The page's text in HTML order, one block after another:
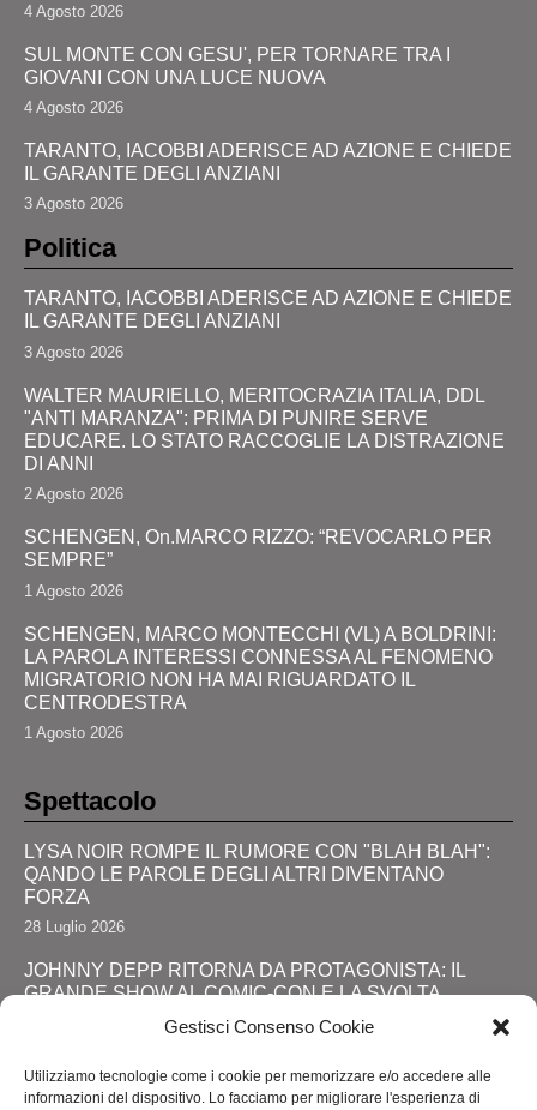
Gestisci Consenso Cookie
Utilizziamo tecnologie come i cookie per memorizzare e/o accedere alle
informazioni del dispositivo. Lo facciamo per migliorare l'esperienza di
4 Agosto 2026
SUL MONTE CON GESU', PER TORNARE TRA I
GIOVANI CON UNA LUCE NUOVA
4 Agosto 2026
TARANTO, IACOBBI ADERISCE AD AZIONE E CHIEDE
IL GARANTE DEGLI ANZIANI
3 Agosto 2026
Politica
TARANTO, IACOBBI ADERISCE AD AZIONE E CHIEDE
IL GARANTE DEGLI ANZIANI
3 Agosto 2026
WALTER MAURIELLO, MERITOCRAZIA ITALIA, DDL
"ANTI MARANZA": PRIMA DI PUNIRE SERVE
EDUCARE. LO STATO RACCOGLIE LA DISTRAZIONE
DI ANNI
2 Agosto 2026
SCHENGEN, On.MARCO RIZZO: “REVOCARLO PER
SEMPRE”
1 Agosto 2026
SCHENGEN, MARCO MONTECCHI (VL) A BOLDRINI:
LA PAROLA INTERESSI CONNESSA AL FENOMENO
MIGRATORIO NON HA MAI RIGUARDATO IL
CENTRODESTRA
1 Agosto 2026
Spettacolo
LYSA NOIR ROMPE IL RUMORE CON "BLAH BLAH":
QANDO LE PAROLE DEGLI ALTRI DIVENTANO
FORZA
28 Luglio 2026
JOHNNY DEPP RITORNA DA PROTAGONISTA: IL
GRANDE SHOW AL COMIC-CON E LA SVOLTA
RIMINI, LOLA STAR “ANTICIPA” IL PRIDE CON UNA